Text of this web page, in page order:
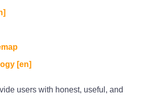
[en]
users with honest, useful, and